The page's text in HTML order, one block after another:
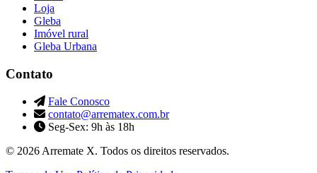
Loja
Gleba
Imóvel rural
Gleba Urbana
Contato
Fale Conosco
contato@arrematex.com.br
Seg-Sex: 9h às 18h
© 2026 Arremate X. Todos os direitos reservados.